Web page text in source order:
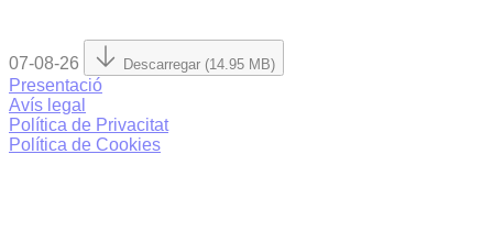
07-08-26 Descarregar (14.95 MB)
Presentació
Avís legal
Política de Privacitat
Política de Cookies